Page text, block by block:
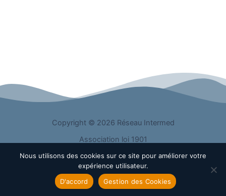
Copyright © 2026 Réseau Intermed
Association loi 1901
R.N.A : W691072834
Création: WebCharly
Nous utilisons des cookies sur ce site pour améliorer votre
expérience utilisateur.
D'accord
Gestion des Cookies